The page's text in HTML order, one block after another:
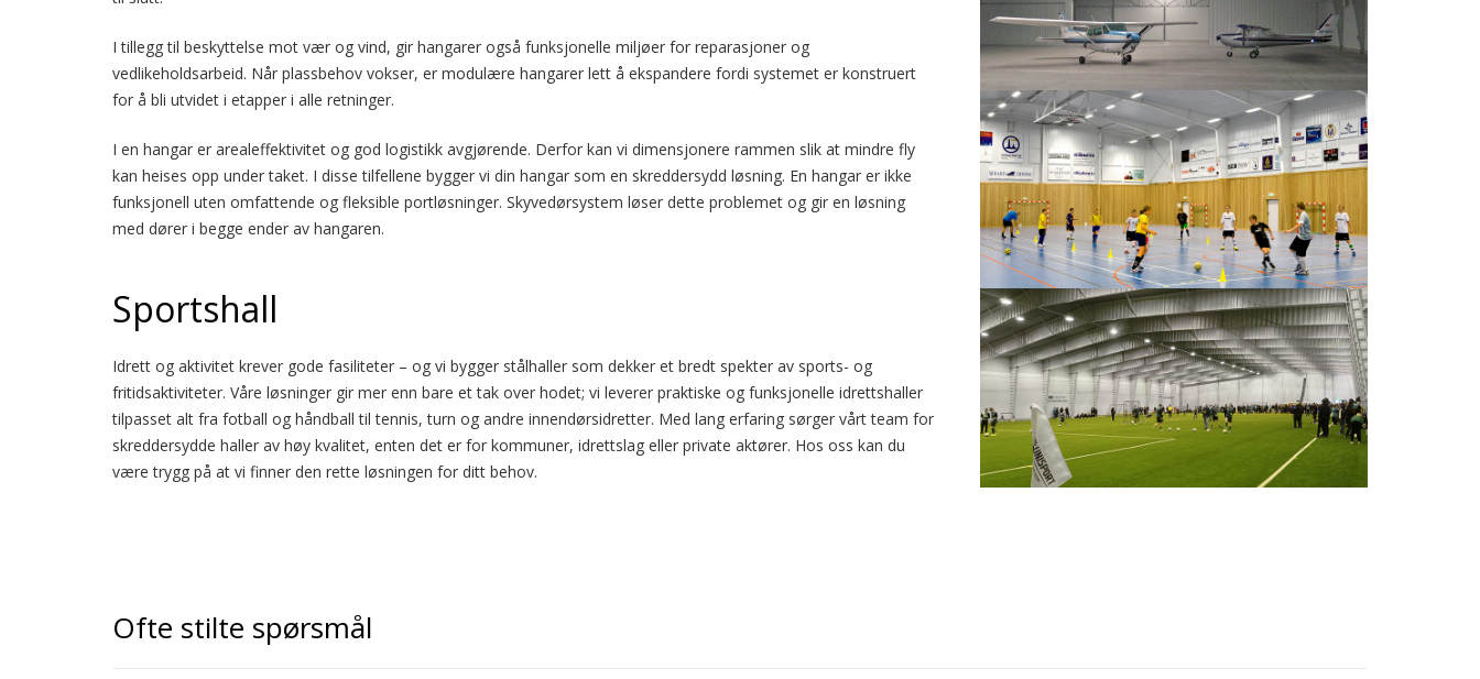
I tillegg til beskyttelse mot vær og vind, gir hangarer også funksjonelle miljøer for reparasjoner og
vedlikeholdsarbeid. Når plassbehov vokser, er modulære hangarer lett å ekspandere fordi systemet er konstruert
for å bli utvidet i etapper i alle retninger.
I en hangar er arealeffektivitet og god logistikk avgjørende. Derfor kan vi dimensjonere rammen slik at mindre fly
kan heises opp under taket. I disse tilfellene bygger vi din hangar som en skreddersydd løsning. En hangar er ikke
funksjonell uten omfattende og fleksible portløsninger. Skyvedørsystem løser dette problemet og gir en løsning
med dører i begge ender av hangaren.
Sportshall
Idrett og aktivitet krever gode fasiliteter – og vi bygger stålhaller som dekker et bredt spekter av sports- og
fritidsaktiviteter. Våre løsninger gir mer enn bare et tak over hodet; vi leverer praktiske og funksjonelle idrettshaller
tilpasset alt fra fotball og håndball til tennis, turn og andre innendørsidretter. Med lang erfaring sørger vårt team for
skreddersydde haller av høy kvalitet, enten det er for kommuner, idrettslag eller private aktører. Hos oss kan du
være trygg på at vi finner den rette løsningen for ditt behov.
Ofte stilte spørsmål